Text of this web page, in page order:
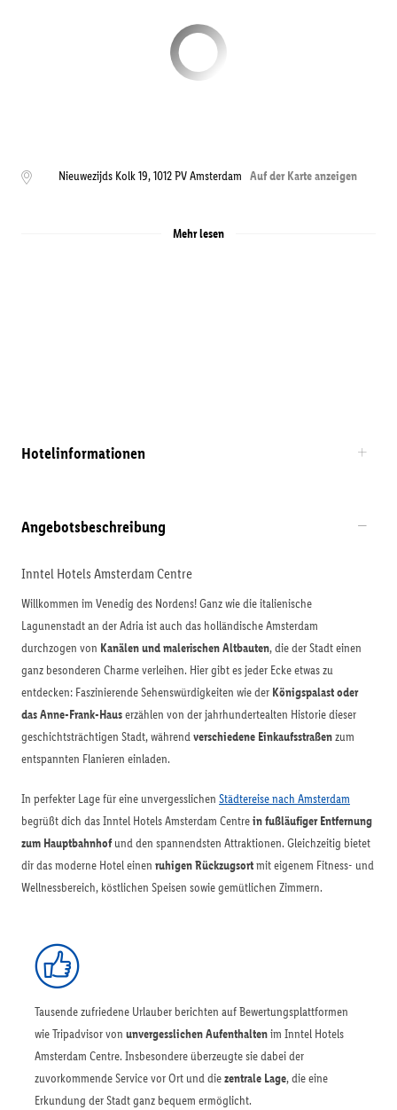
Nieuwezijds Kolk 19,1012 PVAmsterdam Auf der Karte anzeigen
Mehr lesen
Hotelinformationen
Angebotsbeschreibung
Inntel Hotels Amsterdam Centre
Willkommen im Venedig des Nordens! Ganz wie die italienische
Lagunenstadt an der Adria ist auch das holländische Amsterdam
durchzogen von Kanälen und malerischen Altbauten, die der Stadt einen
ganz besonderen Charme verleihen. Hier gibt es jeder Ecke etwas zu
entdecken: Faszinierende Sehenswürdigkeiten wie der Königspalast oder
das Anne-Frank-Hauserzählen von der jahrhundertealten Historie dieser
geschichtsträchtigen Stadt, währendverschiedene Einkaufsstraßenzum
entspannten Flanieren einladen.
In perfekter Lage für eine unvergesslichen Städtereise nach Amsterdam
begrüßt dich das Inntel Hotels Amsterdam Centrein fußläufiger Entfernung
zum Hauptbahnhofund den spannendsten Attraktionen. Gleichzeitig bietet
dir das moderne Hotel einen ruhigen Rückzugsortmit eigenem Fitness- und
Wellnessbereich, köstlichen Speisen sowie gemütlichen Zimmern.
Tausende zufriedene Urlauber berichten auf Bewertungsplattformen
wie Tripadvisor von unvergesslichen Aufenthaltenim Inntel Hotels
Amsterdam Centre. Insbesondere überzeugte sie dabei der
zuvorkommende Service vor Ort und diezentrale Lage, die eine
Erkundung der Stadt ganz bequem ermöglicht.